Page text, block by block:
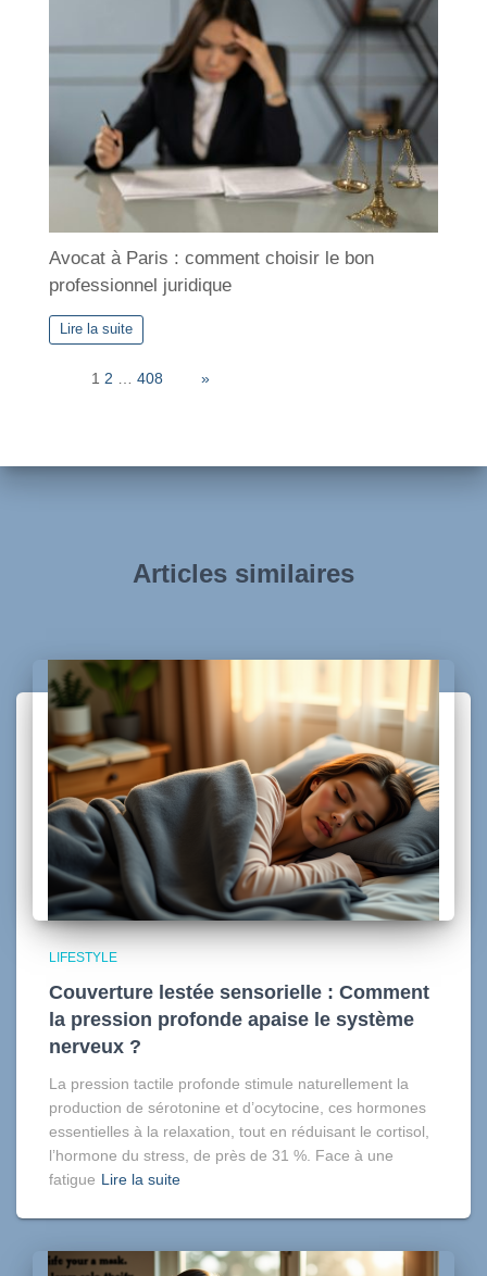
Avocat à Paris : comment choisir le bon
professionnel juridique
Lire la suite
1 2 408 »
Articles similaires
LIFESTYLE
Couverture lestée sensorielle : Comment
la pression profonde apaise le système
nerveux ?
La pression tactile profonde stimule naturellement la
production de sérotonine et d’ocytocine, ces hormones
essentielles à la relaxation, tout en réduisant le cortisol,
l’hormone du stress, de près de 31 %. Face à une
fatigue Lire la suite